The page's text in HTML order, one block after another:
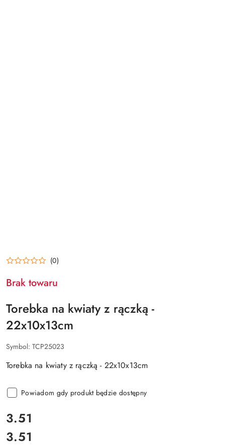
(0)
Brak towaru
Torebka na kwiaty z rączką -
22x10x13cm
Symbol: TCP25023
Torebka na kwiaty z rączką - 22x10x13cm
Powiadom gdy produkt będzie dostępny
cena:
3.51
Cena:
3.51